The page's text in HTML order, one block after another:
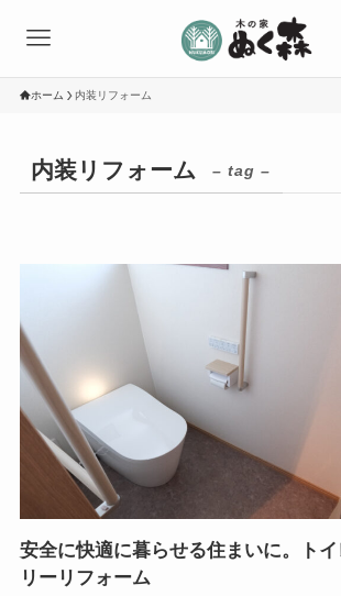
ホーム 内装リフォーム
内装リフォーム – tag –
安全に快適に暮らせる住まいに。ト
リーリフォーム